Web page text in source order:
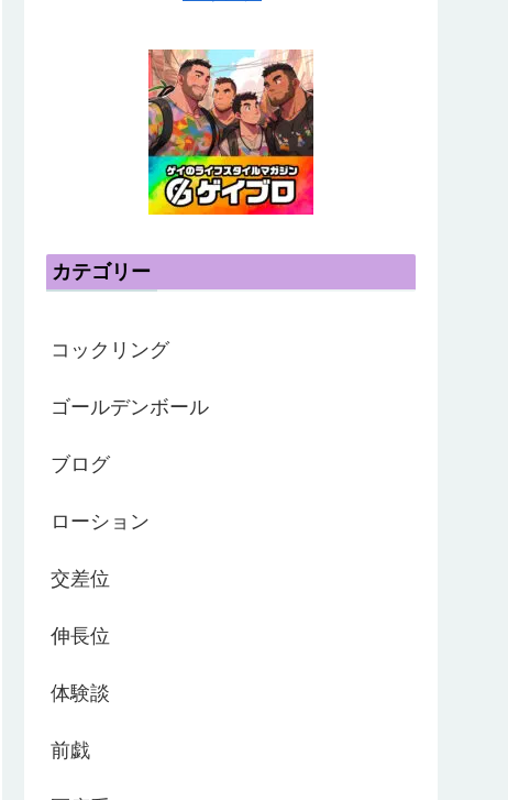
カテゴリー
コックリング
ゴールデンボール
ブログ
ローション
交差位
伸長位
体験談
前戯